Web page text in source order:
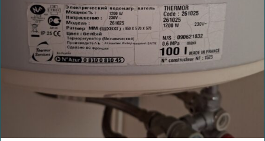
4
Ajouter les matériaux intéressants à "
liste
Transmettre sa liste de manifestation
d'intérêt pour les matériaux
sélectionnés
Exporter sa liste et ses fiches produits